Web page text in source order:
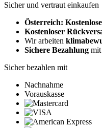
Sicher und vertraut einkaufen
Österreich:
Kostenloser
Wir arbeiten
Sichere Bezahlung mit
Sicher bezahlen mit
Nachnahme
Vorauskasse